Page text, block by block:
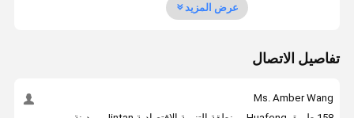
عرض المزيد
تفاصيل الاتصال
Ms. Amber Wang